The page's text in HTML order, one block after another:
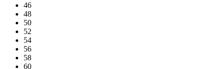
46
48
50
52
54
56
58
60